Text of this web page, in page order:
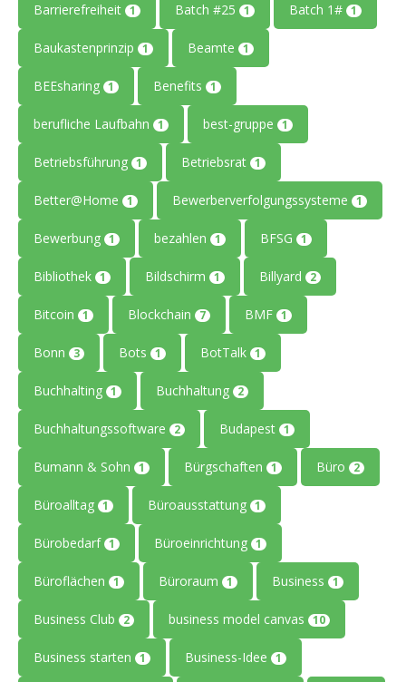
Barrierefreiheit 1 Batch #25 1 Batch 1# 1
Baukastenprinzip 1 Beamte 1
BEEsharing 1 Benefits 1
berufliche Laufbahn 1 best-gruppe 1
Betriebsführung 1 Betriebsrat 1
Better@Home 1 Bewerberverfolgungssysteme 1
Bewerbung 1 bezahlen 1 BFSG 1
Bibliothek 1 Bildschirm 1 Billyard 2
Bitcoin 1 Blockchain 7 BMF 1
Bonn 3 Bots 1 BotTalk 1
Buchhalting 1 Buchhaltung 2
Buchhaltungssoftware 2 Budapest 1
Bumann & Sohn 1 Bürgschaften 1 Büro 2
Büroalltag 1 Büroausstattung 1
Bürobedarf 1 Büroeinrichtung 1
Büroflächen 1 Büroraum 1 Business 1
Business Club 2 business model canvas 10
Business starten 1 Business-Idee 1